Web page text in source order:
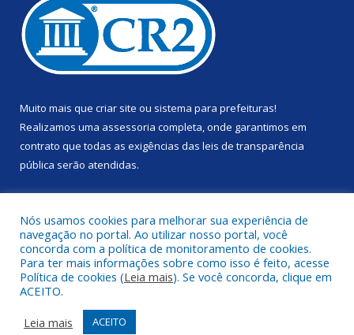
Muito mais que criar site ou sistema para prefeituras!
Realizamos uma assessoria completa, onde garantimos em
contrato que todas as exigências das leis de transparência
pública serão atendidas.
Todos os direitos reservados a Prefeitura Municipal de Anapu.
Mapa do Site
Acessar Área Administrativa
Nós usamos cookies para melhorar sua experiência de
navegação no portal. Ao utilizar nosso portal, você
concorda com a política de monitoramento de cookies.
Para ter mais informações sobre como isso é feito, acesse
Política de cookies (Leia mais). Se você concorda, clique em
ACEITO.
Leia mais
ACEITO